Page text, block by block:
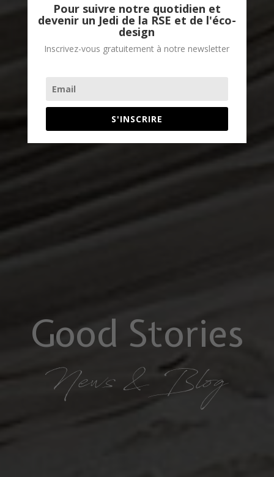
Good Stories
Pour suivre notre quotidien et
devenir un Jedi de la RSE et de l'éco-
design
Inscrivez-vous gratuitement à notre newsletter
S'INSCRIRE